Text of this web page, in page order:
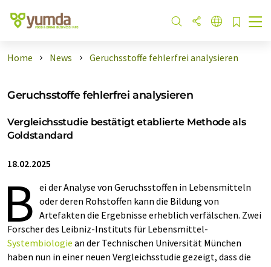
Home News Geruchsstoffe fehlerfrei analysieren
Geruchsstoffe fehlerfrei analysieren
Vergleichsstudie bestätigt etablierte Methode als
Goldstandard
18.02.2025
B ei der Analyse von Geruchsstoffen in Lebensmitteln
oder deren Rohstoffen kann die Bildung von
Artefakten die Ergebnisse erheblich verfälschen. Zwei
Forscher des Leibniz-Instituts für Lebensmittel-
Systembiologie an der Technischen Universität München
haben nun in einer neuen Vergleichsstudie gezeigt, dass die